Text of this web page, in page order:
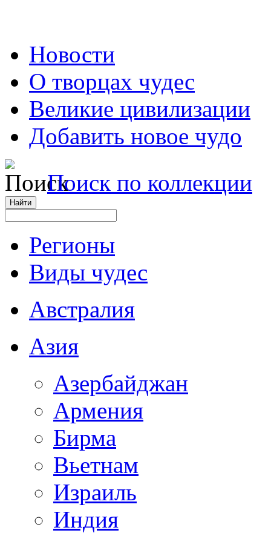
Новости
О творцах чудес
Великие цивилизации
Добавить новое чудо
Поиск по коллекции
Регионы
Виды чудес
Австралия
Азия
Азербайджан
Армения
Бирма
Вьетнам
Израиль
Индия